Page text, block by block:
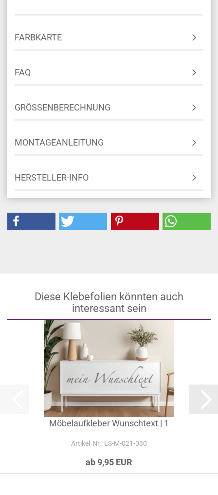
FARBKARTE
FAQ
GRÖSSENBERECHNUNG
MONTAGEANLEITUNG
HERSTELLER-INFO
Diese Klebefolien könnten auch
interessant sein
Möbelaufkleber Wunschtext | 1
Artikel‑Nr.: LS-M-021-030
ab 9,95 EUR